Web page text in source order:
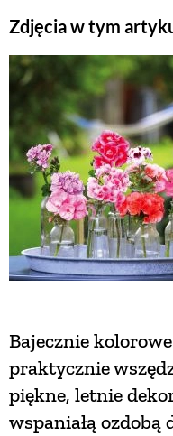
Zdjęcia w tym
Bajecznie
praktycznie
piękne, letnie
wspaniałą ozdobą